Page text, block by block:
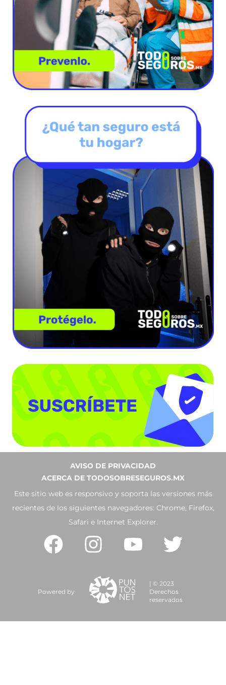
AVISO DE PRIVACIDAD
ACERCA DE TODOSOBRESEGUROS.MX
Este sitio web es responsivo y soporta las versiones más
recientes de los siguientes navegadores: Chrome, Firefox,
Safari e Internet Explorer.
Powered by
| © 2023
Derechos
reservados